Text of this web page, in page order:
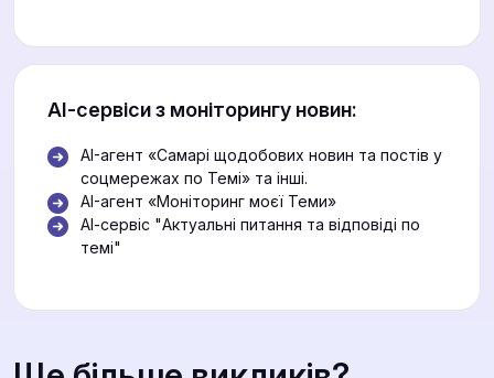
АІ-сервіси з моніторингу новин:
AI-агент «Самарі щодобових новин та постів у
соцмережах по Темі» та інші.
AI-агент «Моніторинг моєї Теми»
АІ-сервіс "Актуальні питання та відповіді по
темі"